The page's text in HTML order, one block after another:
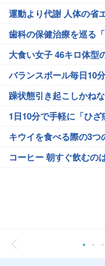
運動より代謝 人体の省
歯科の保健治療を巡る「
大食い女子 46キロ体型
バランスボール毎日10
躁状態引き起こしかね
1日10分で手軽に「ひざ
キウイを食べる際の3つ
コーヒー 朝すぐ飲むの